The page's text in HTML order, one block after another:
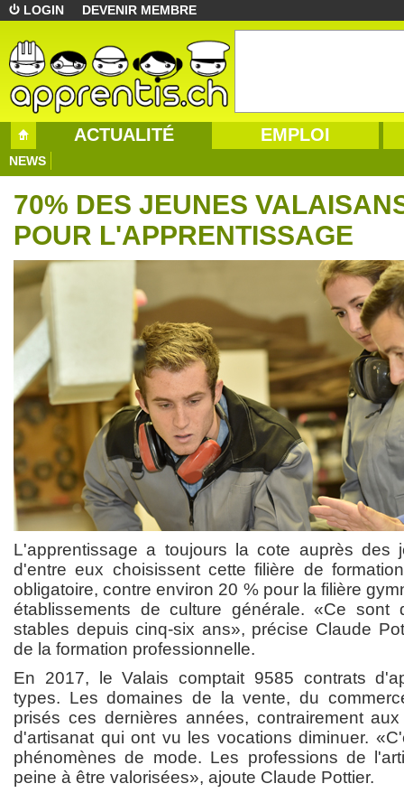
LOGIN DEVENIR MEMBRE
ACTUALITÉ EMPLOI
NEWS
70% DES JEUNES
POUR L'APPRENTISSAGE
L'apprentissage a toujours la cote auprès des
d'entre eux choisissent cette filière de
obligatoire, contre environ 20 % pour la filière
établissements de culture générale. «Ce sont
stables depuis cinq-six ans», précise Claude
de la formation professionnelle.
En 2017, le Valais comptait 9585 contrats
types. Les domaines de la vente, du
prisés ces dernières années, contrairement
d'artisanat qui ont vu les vocations diminuer.
phénomènes de mode. Les professions de
peine à être valorisées», ajoute Claude Pottier.